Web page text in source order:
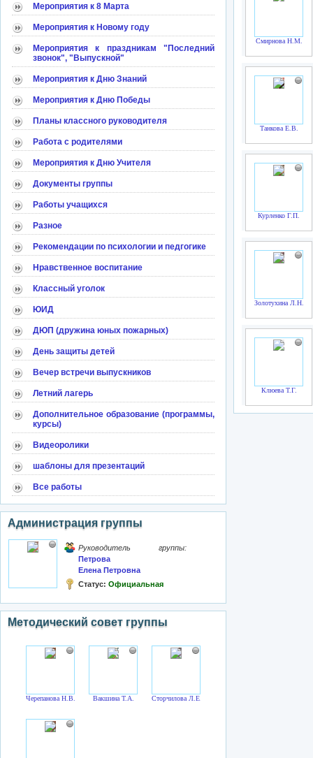
Мероприятия к 8 Марта
Мероприятия к Новому году
Мероприятия к праздникам "Последний
звонок", "Выпускной"
Мероприятия к Дню Знаний
Мероприятия к Дню Победы
Планы классного руководителя
Работа с родителями
Мероприятия к Дню Учителя
Документы группы
Работы учащихся
Разное
Рекомендации по психологии и педгогике
Нравственное воспитание
Классный уголок
ЮИД
ДЮП (дружина юных пожарных)
День защиты детей
Вечер встречи выпускников
Летний лагерь
Дополнительное образование (программы,
курсы)
Видеоролики
шаблоны для презентаций
Все работы
Администрация группы
Руководитель группы:
Петрова
Елена Петровна
Статус: Официальная
Методический совет группы
Черепанова Н.В. Вакшина Т.А. Сторчилова Л.Е.
Смирнова Н.М.
Танкова Е.В.
Курленко Г.П.
Золотухина Л.Н.
Клюева Т.Г.